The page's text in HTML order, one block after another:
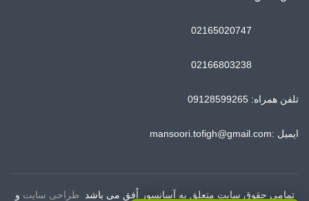
تلفن همراه: 09128599265
ایمیل :mansoori.tofigh@gmail.com
تمامی حقوق سایت متعلق به آسانسور اُفق می باشد طراحی سایت و